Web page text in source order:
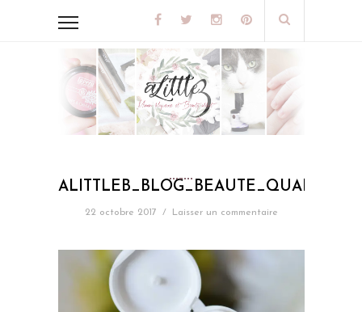
22 octobre 2017 / Laisser un commentaire